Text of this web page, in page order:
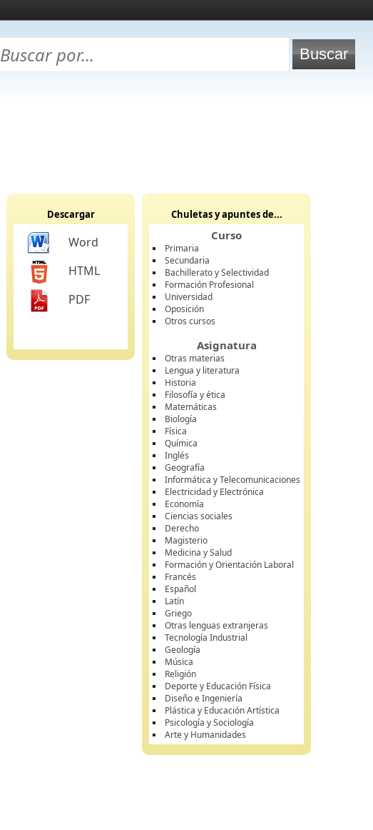
Descargar
Word
HTML
PDF
Chuletas y apuntes de...
Curso
Primaria
Secundaria
Bachillerato y Selectividad
Formación Profesional
Universidad
Oposición
Otros cursos
Asignatura
Otras materias
Lengua y literatura
Historia
Filosofía y ética
Matemáticas
Biología
Física
Química
Inglés
Geografía
Informática y Telecomunicaciones
Electricidad y Electrónica
Economía
Ciencias sociales
Derecho
Magisterio
Medicina y Salud
Formación y Orientación Laboral
Francés
Español
Latín
Griego
Otras lenguas extranjeras
Tecnología Industrial
Geología
Música
Religión
Deporte y Educación Física
Diseño e Ingeniería
Plástica y Educación Artística
Psicología y Sociología
Arte y Humanidades